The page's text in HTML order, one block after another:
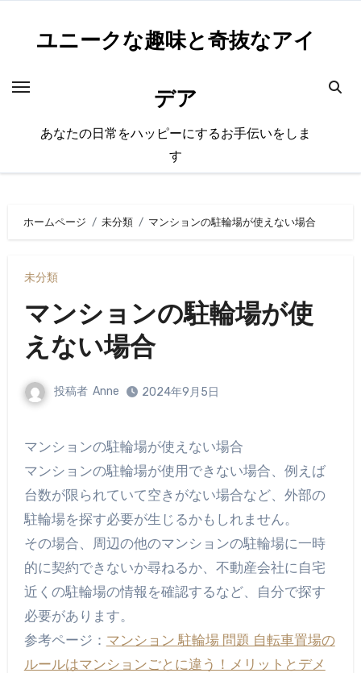
ユニークな趣味と奇抜なアイ
デア
あなたの日常をハッピーにするお手伝いをしま
す
ホームページ 未分類 マンションの駐輪場が使えない場合
未分類
マンションの駐輪場が使
えない場合
投稿者 Anne 2024年9月5日
マンションの駐輪場が使えない場合
マンションの駐輪場が使用できない場合、例えば
台数が限られていて空きがない場合など、外部の
駐輪場を探す必要が生じるかもしれません。
その場合、周辺の他のマンションの駐輪場に一時
的に契約できないか尋ねるか、不動産会社に自宅
近くの駐輪場の情報を確認するなど、自分で探す
必要があります。
参考ページ： マンション 駐輪場 問題 自転車置場の
ルールはマンションごとに違う！メリットとデメ